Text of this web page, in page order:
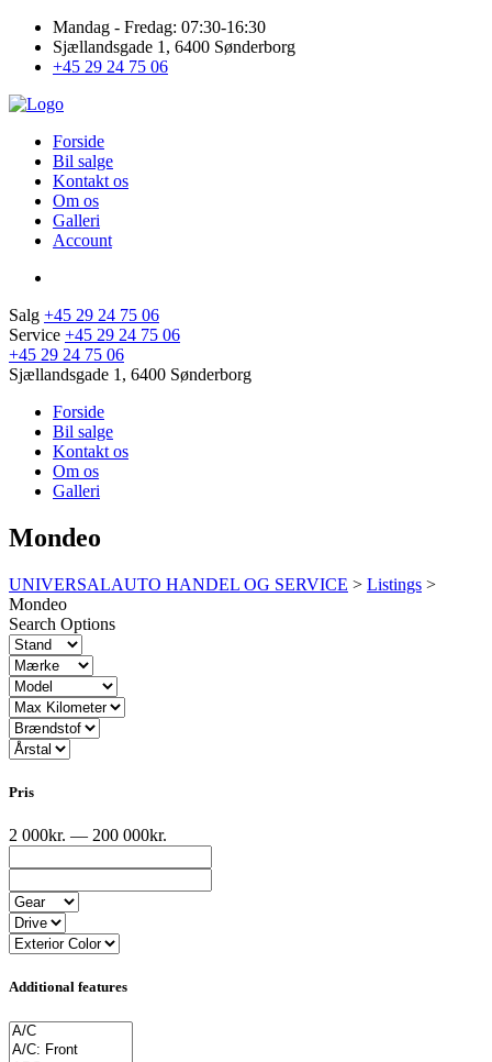
Mandag - Fredag: 07:30-16:30
Sjællandsgade 1, 6400 Sønderborg
+45 29 24 75 06
Forside
Bil salge
Kontakt os
Om os
Galleri
Account
Salg +45 29 24 75 06
Service +45 29 24 75 06
+45 29 24 75 06
Sjællandsgade 1, 6400 Sønderborg
Forside
Bil salge
Kontakt os
Om os
Galleri
Mondeo
UNIVERSALAUTO HANDEL OG SERVICE > Listings >
Mondeo
Search Options
Pris
2 000kr. — 200 000kr.
Additional features